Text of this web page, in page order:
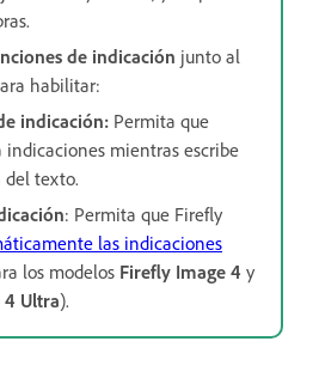
de indicación junto al
habilitar:
indicación: Permita que
indicaciones mientras escribe
del texto.
: Permita que Firefly
las indicaciones
los modelos Firefly Image 4 y
4 Ultra).